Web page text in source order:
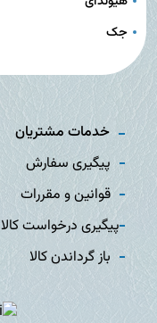
جک
خدمات مشتریان
پیگیری سفارش
قوانین و مقررات
پیگیری درخواست کالا
باز گرداندن کالا